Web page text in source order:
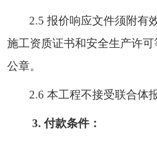
2.5 报价响应文件须附有
施工资质证书和安全生产许
公章。
2.6 本工程不接受联合体
3. 付款条件：